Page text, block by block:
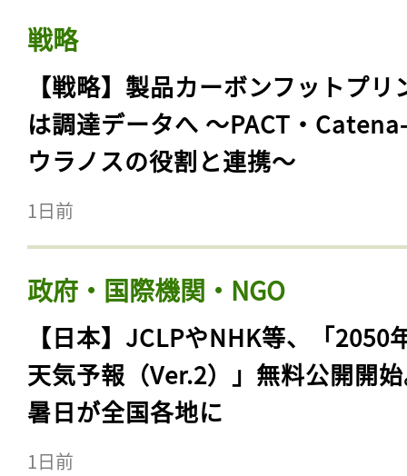
戦略
【戦略】製品カーボンフットプリ
は調達データへ 〜PACT・
ウラノスの役割と連携〜
1日前
政府・国際機関・NGO
【日本】JCLPやNHK等、「2050
天気予報（Ver.2）」無料公開開
暑日が全国各地に
1日前